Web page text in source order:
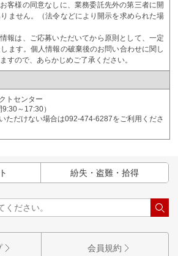
客様の同意なしに、業務委託先外の第三者に開
ません。（法令などにより開示を求められた場
報は、ご応募いただいてから原則として、一定
ます。個人情報の破棄後のお問い合わせに関し
すので、あらかじめご了承ください。
トセンター
～17:30）
ただけない場合は092-474-6287をご利用くださ
紛失・盗難・拾得
会員規約